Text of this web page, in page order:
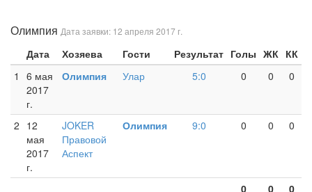
Олимпия Дата заявки: 12 апреля 2017 г.
Дата Хозяева Гости Результат Голы ЖК КК
1
6 мая
2017
г.
Олимпия Улар 5:0 0 0 0
2 12
мая
2017
г.
JOKER
Правовой
Аспект
Олимпия 9:0 0 0 0
0 0 0